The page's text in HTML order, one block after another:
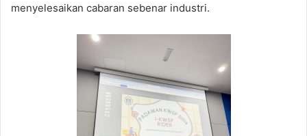
menyelesaikan cabaran sebenar industri.